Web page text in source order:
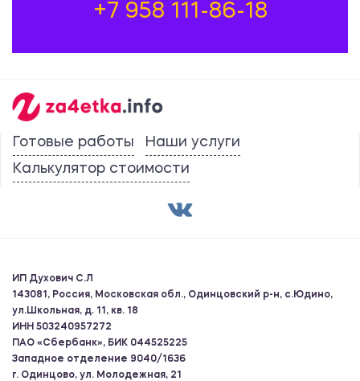
+7 958 111-86-18
Готовые работы
Наши услуги
Калькулятор стоимости
ИП Духович С.Л
143081, Россия, Московская обл., Одинцовский р-н, с.Юдино,
ул.Школьная, д. 11, кв. 18
ИНН 503240957272
ПАО «Сбербанк», БИК 044525225
Западное отделение 9040/1636
г. Одинцово, ул. Молодежная, 21